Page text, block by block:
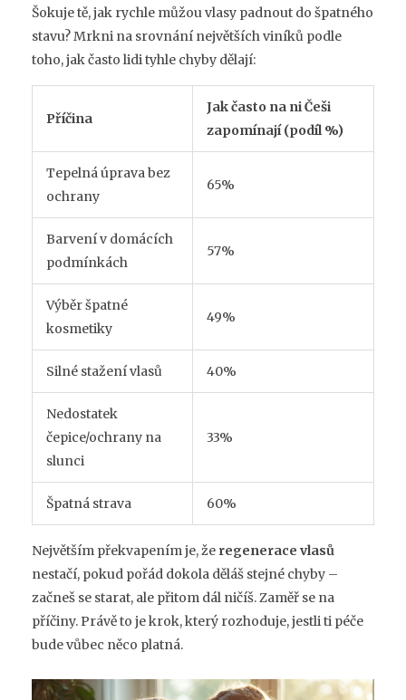
Šokuje tě, jak rychle můžou vlasy padnout do špatného
stavu? Mrkni na srovnání největších viníků podle
toho, jak často lidi tyhle chyby dělají:
Příčina
Jak často na ni Češi
zapomínají (podíl %)
Tepelná úprava bez
ochrany
65%
Barvení v domácích
podmínkách
57%
Výběr špatné
kosmetiky
49%
Silné stažení vlasů 40%
Nedostatek
čepice/ochrany na
slunci
33%
Špatná strava 60%
Největším překvapením je, že regenerace vlasů
nestačí, pokud pořád dokola děláš stejné chyby –
začneš se starat, ale přitom dál ničíš. Zaměř se na
příčiny. Právě to je krok, který rozhoduje, jestli ti péče
bude vůbec něco platná.